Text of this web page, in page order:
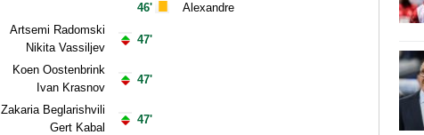
Artsemi Radomski
Nikita Vassiljev
Koen Oostenbrink
Ivan Krasnov
Zakaria Beglarishvili
Gert Kabal
46'
47'
47'
47'
Alexandre